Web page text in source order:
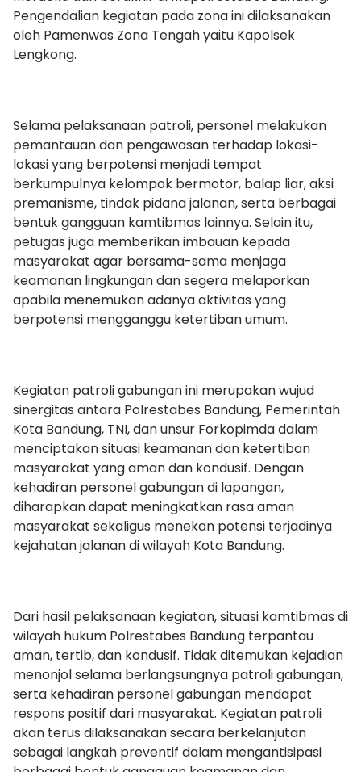
Pengendalian kegiatan pada zona ini dilaksanakan
oleh Pamenwas Zona Tengah yaitu Kapolsek
Lengkong.
Selama pelaksanaan patroli, personel melakukan
pemantauan dan pengawasan terhadap lokasi-
lokasi yang berpotensi menjadi tempat
berkumpulnya kelompok bermotor, balap liar, aksi
premanisme, tindak pidana jalanan, serta berbagai
bentuk gangguan kamtibmas lainnya. Selain itu,
petugas juga memberikan imbauan kepada
masyarakat agar bersama-sama menjaga
keamanan lingkungan dan segera melaporkan
apabila menemukan adanya aktivitas yang
berpotensi mengganggu ketertiban umum.
Kegiatan patroli gabungan ini merupakan wujud
sinergitas antara Polrestabes Bandung, Pemerintah
Kota Bandung, TNI, dan unsur Forkopimda dalam
menciptakan situasi keamanan dan ketertiban
masyarakat yang aman dan kondusif. Dengan
kehadiran personel gabungan di lapangan,
diharapkan dapat meningkatkan rasa aman
masyarakat sekaligus menekan potensi terjadinya
kejahatan jalanan di wilayah Kota Bandung.
Dari hasil pelaksanaan kegiatan, situasi kamtibmas di
wilayah hukum Polrestabes Bandung terpantau
aman, tertib, dan kondusif. Tidak ditemukan kejadian
menonjol selama berlangsungnya patroli gabungan,
serta kehadiran personel gabungan mendapat
respons positif dari masyarakat. Kegiatan patroli
akan terus dilaksanakan secara berkelanjutan
sebagai langkah preventif dalam mengantisipasi